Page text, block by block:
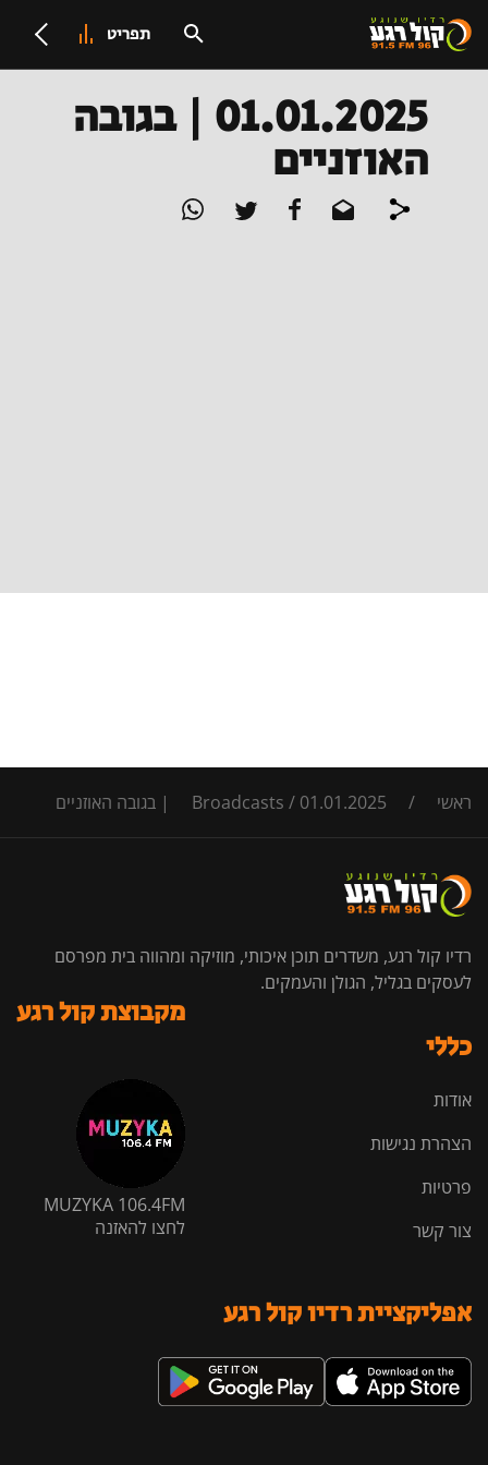
תפריט
01.01.2025 | בגובה
האוזניים
ראשי /
Broadcasts / 01.01.2025 | בגובה האוזניים
רדיו קול רגע, משדרים תוכן איכותי, מוזיקה ומהווה בית מפרסם
לעסקים בגליל, הגולן והעמקים.
כללי
אודות
הצהרת נגישות
פרטיות
צור קשר
מקבוצת קול רגע
MUZYKA 106.4FM
לחצו להאזנה
אפליקציית רדיו קול רגע